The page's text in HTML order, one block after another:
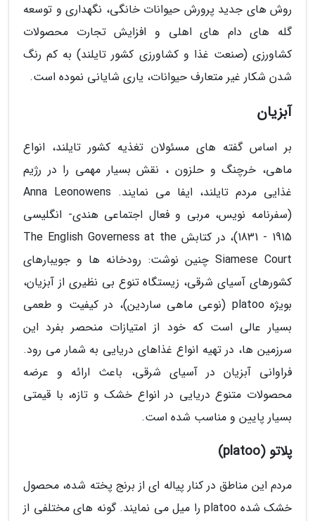
روش های جدید پرورش حیوانات خانگی، نگهداری و توسعه
گله های دام های اهلی و افزایش تجارت محصولات
کشاورزی (صنعت غذا و کشاورزی کشور تایلند) به کم رنگ
شدن شکار غیر متعارف حیوانات، یاری شایانی نموده است.
آبزیان
بر اساس گفته های مسئولان تغذیه کشور تایلند، انواع
ماهی، خرچنگ و حلزون ، نقش بسیار مهمی را در رژیم
غذایی مردم تایلند، ایفا می نمایند. Anna Leonowens
(سفرنامه نویس، مربی و فعال اجتماعی هندی- انگلیسی
1915 - 1831)، در کتابش The English Governess at the
Siamese Court چنین نوشت: رودخانه ها و جویبارهای
کشورهای آسیای شرقی، زیستگاه تنوع بی نظیری از آبزیان،
بویژه platoo (نوعی ماهی ساردین)، در کیفیت و طعمی
بسیار عالی است که خود از امتیازات منحصر بفرد این
سرزمین ها، در تهیه انواع غذاهای دریایی به شمار می رود.
فراوانی آبزیان در آسیای شرقی، باعث ارائه و عرضه
محصولات متنوع دریایی در انواع خشک و تازه، با قیمتی
بسیار پایین و مناسب شده است.
پلاتو (platoo)
مردم این مناطق در کنار پیاله ای از برنج پخته شده، محصول
خشک شده platoo را میل می نمایند. گونه های مختلفی از